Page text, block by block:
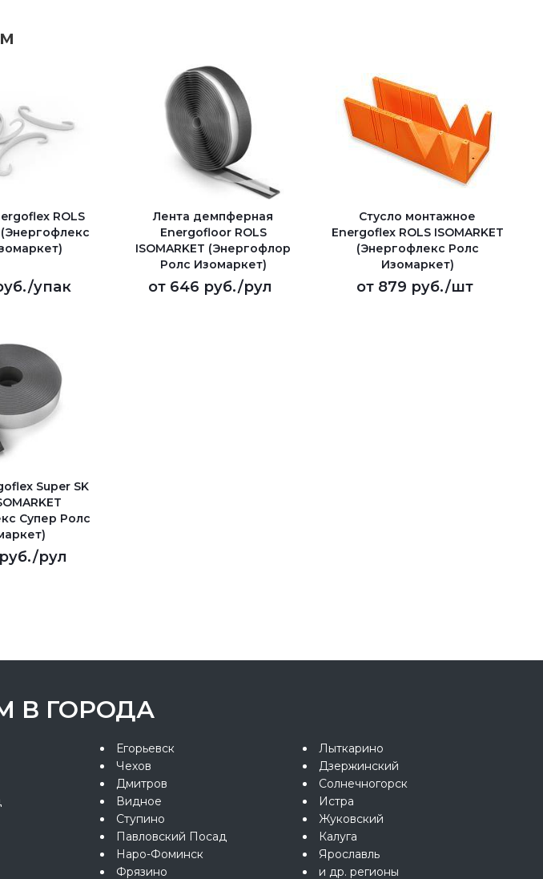
ROLS
(Энергофлекс
/упак
Лента демпферная
Energofloor ROLS
ISOMARKET (Энергофлор
Ролс Изомаркет)
от 646 руб./рул
Стусло монтажное
Energoflex ROLS ISOMARKET
(Энергофлекс Ролс
Изомаркет)
от 879 руб./шт
Super SK
Супер Ролс
/рул
В ГОРОДА
Егорьевск
Чехов
Дмитров
Видное
Ступино
Павловский Посад
Наро-Фоминск
Фрязино
Лыткарино
Дзержинский
Солнечногорск
Истра
Жуковский
Калуга
Ярославль
и др. регионы